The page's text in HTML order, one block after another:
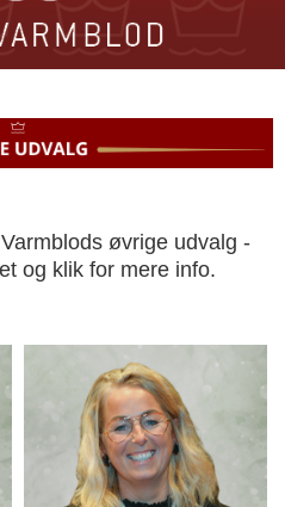
øvrige udvalg -
og klik for mere info.